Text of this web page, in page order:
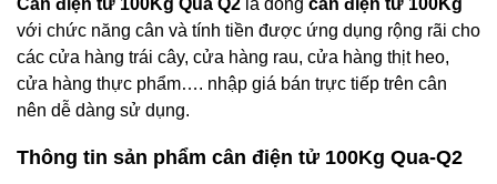
Cân điện tử 100Kg Qua Q2 là dòng cân điện tử 100Kg
với chức năng cân và tính tiền được ứng dụng rộng rãi cho
các cửa hàng trái cây, cửa hàng rau, cửa hàng thịt heo,
cửa hàng thực phẩm…. nhập giá bán trực tiếp trên cân
nên dễ dàng sử dụng.
Thông tin sản phẩm cân điện tử 100Kg Qua-Q2